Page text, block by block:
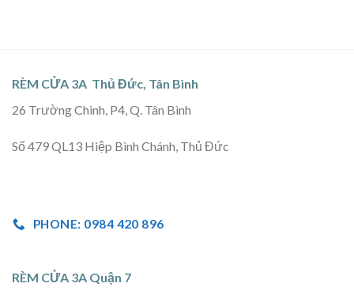
RÈM CỬA 3A Thủ Đức, Tân Bình
26 Trường Chinh, P4, Q. Tân Bình
Số 479 QL13 Hiệp Bình Chánh, Thủ Đức
PHONE: 0984 420 896
RÈM CỬA 3A Quận 7